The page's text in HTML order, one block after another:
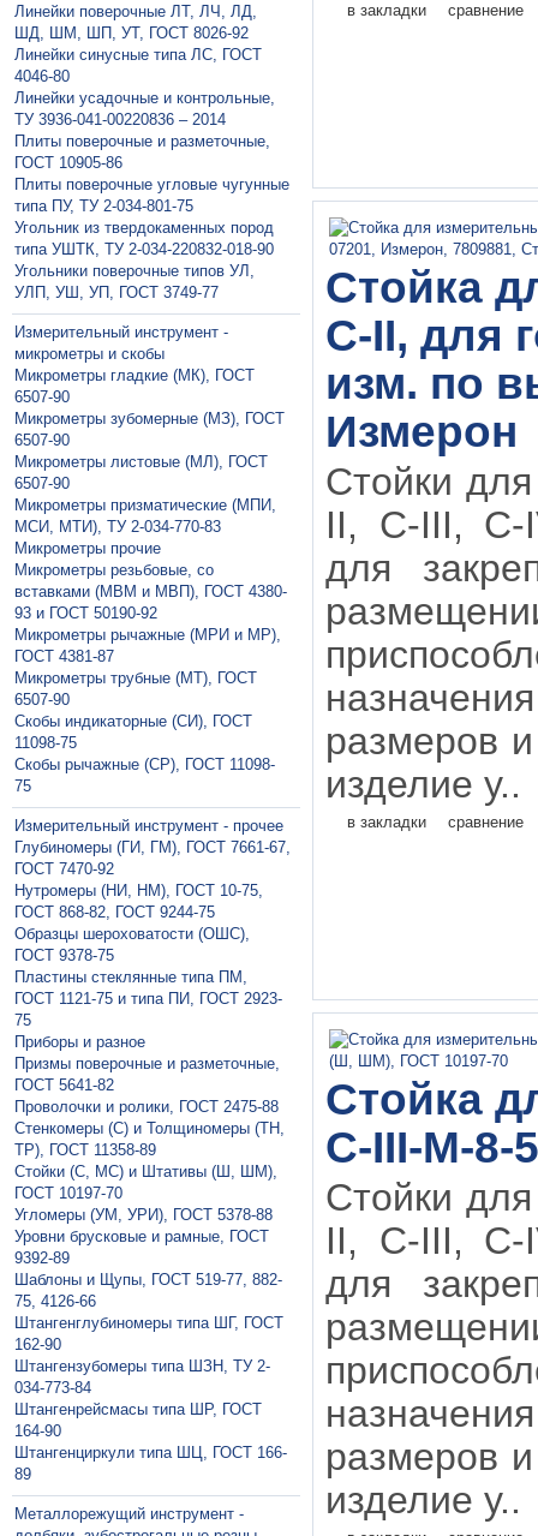
Линейки поверочные ЛТ, ЛЧ, ЛД,
ШД, ШМ, ШП, УТ, ГОСТ 8026-92
Линейки синусные типа ЛС, ГОСТ
4046-80
Линейки усадочные и контрольные,
ТУ 3936-041-00220836 – 2014
Плиты поверочные и разметочные,
ГОСТ 10905-86
Плиты поверочные угловые чугунные
типа ПУ, ТУ 2-034-801-75
Угольник из твердокаменных пород
типа УШТК, ТУ 2-034-220832-018-90
Угольники поверочные типов УЛ,
УЛП, УШ, УП, ГОСТ 3749-77
Измерительный инструмент -
микрометры и скобы
Микрометры гладкие (МК), ГОСТ
6507-90
Микрометры зубомерные (МЗ), ГОСТ
6507-90
Микрометры листовые (МЛ), ГОСТ
6507-90
Микрометры призматические (МПИ,
МСИ, МТИ), ТУ 2-034-770-83
Микрометры прочие
Микрометры резьбовые, со
вставками (МВМ и МВП), ГОСТ 4380-
93 и ГОСТ 50190-92
Микрометры рычажные (МРИ и МР),
ГОСТ 4381-87
Микрометры трубные (МТ), ГОСТ
6507-90
Скобы индикаторные (СИ), ГОСТ
11098-75
Скобы рычажные (СР), ГОСТ 11098-
75
Измерительный инструмент - прочее
Глубиномеры (ГИ, ГМ), ГОСТ 7661-67,
ГОСТ 7470-92
Нутромеры (НИ, НМ), ГОСТ 10-75,
ГОСТ 868-82, ГОСТ 9244-75
Образцы шероховатости (ОШС),
ГОСТ 9378-75
Пластины стеклянные типа ПМ,
ГОСТ 1121-75 и типа ПИ, ГОСТ 2923-
75
Приборы и разное
Призмы поверочные и разметочные,
ГОСТ 5641-82
Проволочки и ролики, ГОСТ 2475-88
Стенкомеры (С) и Толщиномеры (ТН,
ТР), ГОСТ 11358-89
Стойки (С, МС) и Штативы (Ш, ШМ),
ГОСТ 10197-70
Угломеры (УМ, УРИ), ГОСТ 5378-88
Уровни брусковые и рамные, ГОСТ
9392-89
Шаблоны и Щупы, ГОСТ 519-77, 882-
75, 4126-66
Штангенглубиномеры типа ШГ, ГОСТ
162-90
Штангензубомеры типа ШЗН, ТУ 2-
034-773-84
Штангенрейсмасы типа ШР, ГОСТ
164-90
Штангенциркули типа ШЦ, ГОСТ 166-
89
Металлорежущий инструмент -
в закладки сравнение
Стойка
С-II, для
изм. по
Измерон
Стойки
II, С-III, С-
для
размеров
изделие у..
в закладки сравнение
Стойка
С-III-М-8-
Стойки
II, С-III, С-
для
размеров
изделие у..